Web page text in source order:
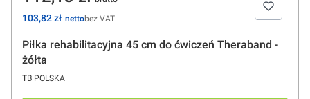
Piłka rehabilitacyjna 45 cm do ćwiczeń Theraband -
żółta
PRODUCENT
TB POLSKA
Cena
103,82 zł bez VAT